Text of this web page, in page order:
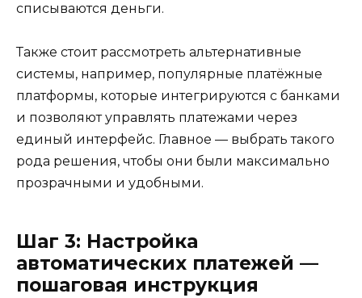
списываются деньги.
Также стоит рассмотреть альтернативные
системы, например, популярные платёжные
платформы, которые интегрируются с банками
и позволяют управлять платежами через
единый интерфейс. Главное — выбрать такого
рода решения, чтобы они были максимально
прозрачными и удобными.
Шаг 3: Настройка
автоматических платежей —
пошаговая инструкция